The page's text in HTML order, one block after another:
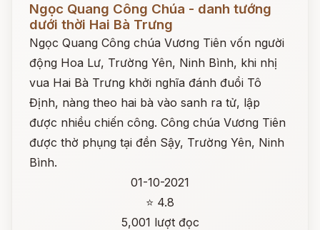
Ngọc Quang Công Chúa - danh tướng
dưới thời Hai Bà Trưng
Ngọc Quang Công chúa Vương Tiên vốn người
động Hoa Lư, Trường Yên, Ninh Bình, khi nhị
vua Hai Bà Trưng khởi nghĩa đánh đuổi Tô
Định, nàng theo hai bà vào sanh ra tử, lập
được nhiều chiến công. Công chúa Vương Tiên
được thờ phụng tại đền Sậy, Trường Yên, Ninh
Bình.
01-10-2021
⭐ 4.8
5,001 lượt đọc